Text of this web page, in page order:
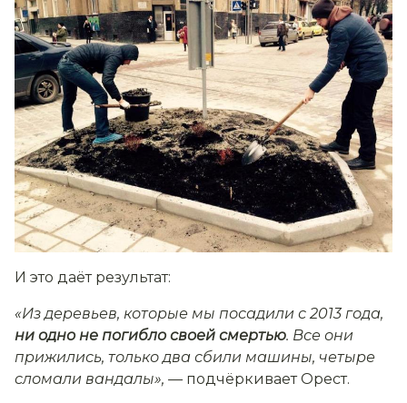
И это даёт результат:
«Из деревьев, которые мы посадили с 2013 года,
ни одно не погибло своей смертью. Все они
прижились, только два сбили машины, четыре
сломали вандалы», — подчёркивает Орест.